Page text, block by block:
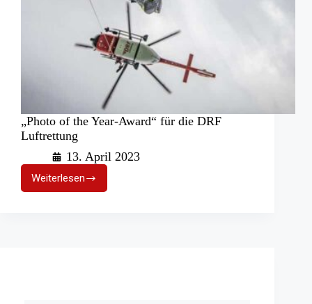
„Photo of the Year-Award“ für die DRF
Luftrettung
13. April 2023
Weiterlesen
„Photo
of